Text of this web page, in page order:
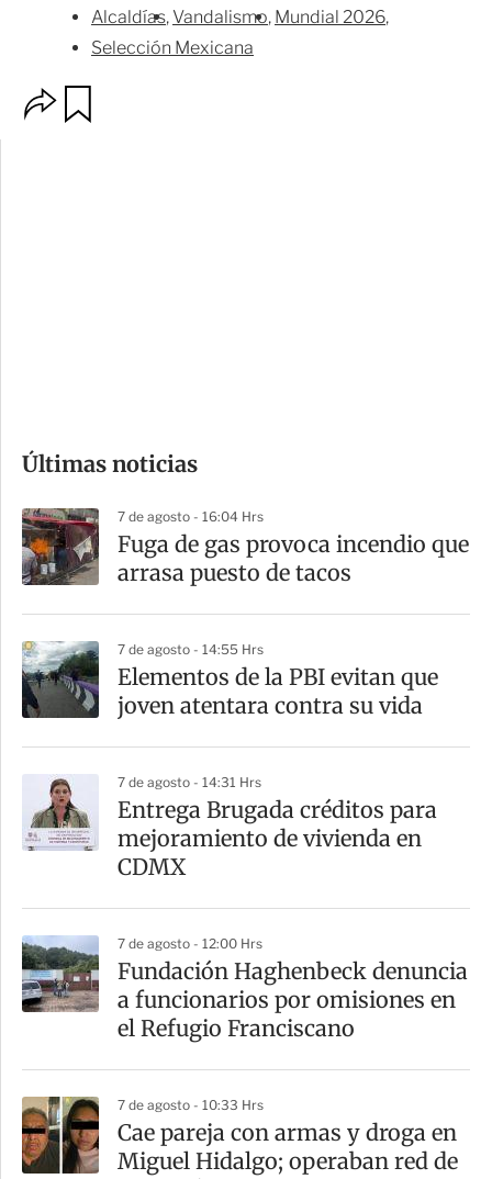
Alcaldías Vandalismo Mundial 2026
Selección Mexicana
m
a
r
t
r
Últimas noticias
7 de agosto - 16:04 Hrs
Fuga de gas provoca incendio que
arrasa puesto de tacos
7 de agosto - 14:55 Hrs
Elementos de la PBI evitan que
joven atentara contra su vida
7 de agosto - 14:31 Hrs
Entrega Brugada créditos para
mejoramiento de vivienda en
CDMX
7 de agosto - 12:00 Hrs
Fundación Haghenbeck denuncia
a funcionarios por omisiones en
el Refugio Franciscano
7 de agosto - 10:33 Hrs
Cae pareja con armas y droga en
Miguel Hidalgo; operaban red de